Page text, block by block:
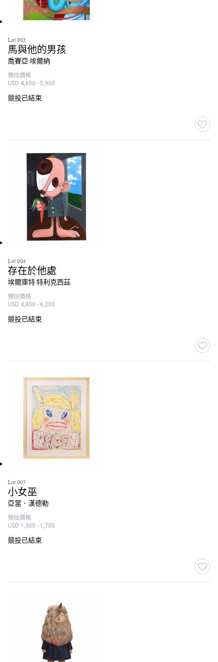
Lot 003
馬與他的男孩
喬賽亞·埃爾納
預估價格
USD 4,600 - 5,900
競投已結束
Lot 004
存在於他處
埃爾庫特·特利克西茲
預估價格
USD 4,800 - 6,200
競投已結束
Lot 005
小女巫
亞當．漢德勒
預估價格
USD 1,300 - 1,700
競投已結束